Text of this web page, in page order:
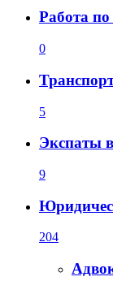
Работа
0
5
Экспаты
9
204